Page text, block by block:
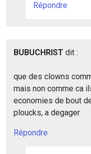
Répondre
BUBUCHRIST dit :
que des clowns
mais non comme ca
economies de bout
ploucks, a degager
Répondre